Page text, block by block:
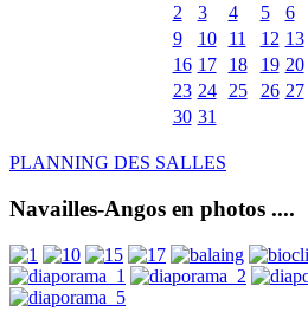
2
3 4 5 6
9
10 11 12 13
16 17 18 19 20
23 24 25 26 27
30 31
PLANNING DES SALLES
Navailles-Angos en photos ....